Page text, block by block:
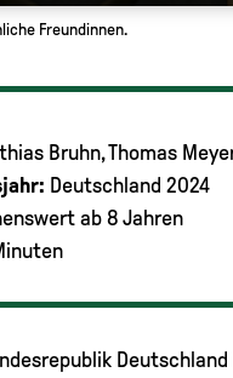
Freundinnen.
Bruhn, Thomas
Deutschland 2024
ab 8 Jahren
Deutschland